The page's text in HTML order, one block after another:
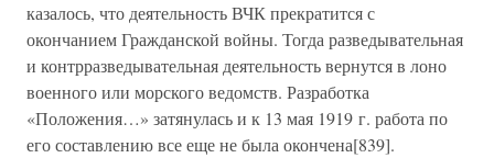
казалось, что деятельность ВЧК прекратится с
окончанием Гражданской войны. Тогда разведывательная
и контрразведывательная деятельность вернутся в лоно
военного или морского ведомств. Разработка
«Положения…» затянулась и к 13 мая 1919 г. работа по
его составлению все еще не была окончена[839].